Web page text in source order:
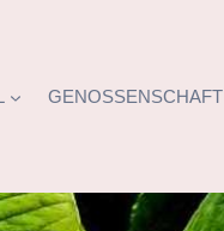
GENOSSENSCHAFT